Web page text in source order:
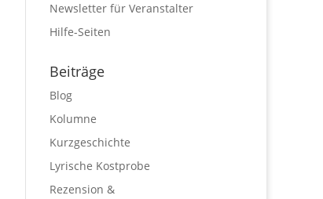
Newsletter für Veranstalter
Hilfe-Seiten
Beiträge
Blog
Kolumne
Kurzgeschichte
Lyrische Kostprobe
Rezension &